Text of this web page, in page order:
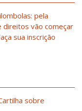
pela
direitos vão começar
sua inscrição
sobre